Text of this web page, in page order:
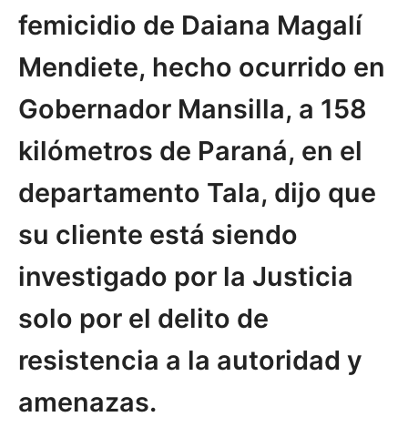
femicidio de Daiana Magalí
Mendiete, hecho ocurrido en
Gobernador Mansilla, a 158
kilómetros de Paraná, en el
departamento Tala, dijo que
su cliente está siendo
investigado por la Justicia
solo por el delito de
resistencia a la autoridad y
amenazas.